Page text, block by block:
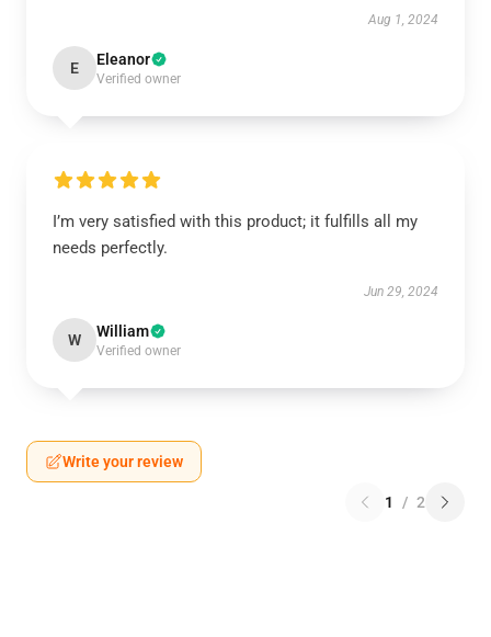
Aug 1, 2024
E Eleanor
Verified owner
I’m very satisfied with this product; it fulfills all my
needs perfectly.
Jun 29, 2024
W William
Verified owner
Write your review
1 / 2